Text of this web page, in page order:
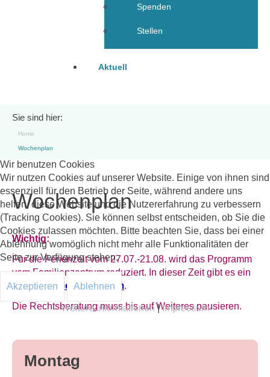
Spenden
Stellen
Aktuell
Sie sind hier:
Home
Wochenplan
Wochenplan
Wichtig:
Für die Ferienzeit vom 27.07.-21.08. wird das Programm
vom Familienzentrum reduziert. In dieser Zeit gibt es ein
Sommerferienprogramm.
Die Rechtsberatung muss bis auf Weiteres pausieren.
Montag
Wir benutzen Cookies
Wir nutzen Cookies auf unserer Website. Einige von ihnen sind
essenziell für den Betrieb der Seite, während andere uns
helfen, diese Website und die Nutzererfahrung zu verbessern
(Tracking Cookies). Sie können selbst entscheiden, ob Sie die
Cookies zulassen möchten. Bitte beachten Sie, dass bei einer
Ablehnung womöglich nicht mehr alle Funktionalitäten der
Seite zur Verfügung stehen.
Akzeptieren Ablehnen
Weitere Informationen |Impressum